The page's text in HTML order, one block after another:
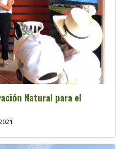
Natural para el